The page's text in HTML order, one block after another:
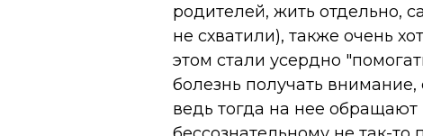
родителей, жить отдельно,
не схватили), также очень
этом стали усердно
болезнь получать
ведь тогда на нее